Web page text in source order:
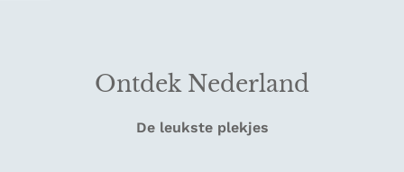
Ontdek Nederland
De leukste plekjes